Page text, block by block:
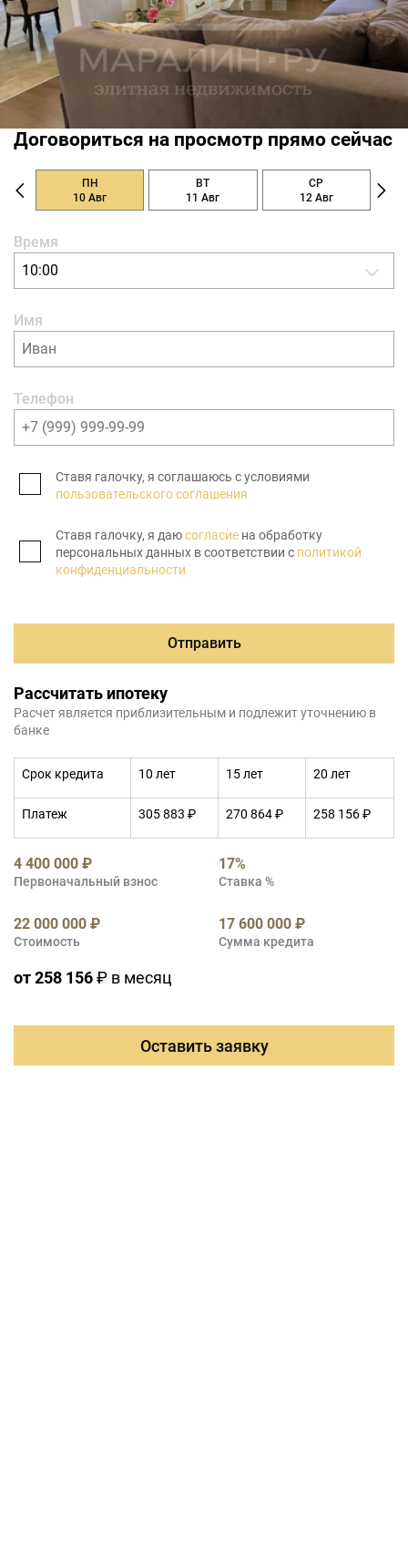
Договориться на просмотр прямо сейчас
ПН
10 Авг
ВТ
11 Авг
СР
12 Авг
Время
10:00
Имя
Телефон
Ставя галочку, я соглашаюсь с условиями
пользовательского соглашения
Ставя галочку, я даюсогласие на обработку
персональных данных в соответствии с политикой
конфиденциальности
Отправить
Рассчитать ипотеку
Расчет является приблизительным и подлежит уточнению в
банке
Срок кредита 10 лет 15 лет 20 лет
Платеж 305 883 ₽ 270 864 ₽ 258 156 ₽
4 400 000 ₽
Первоначальный взнос
17%
Ставка %
22 000 000 ₽
Стоимость
17 600 000 ₽
Сумма кредита
от 258 156₽ в месяц
Оставить заявку